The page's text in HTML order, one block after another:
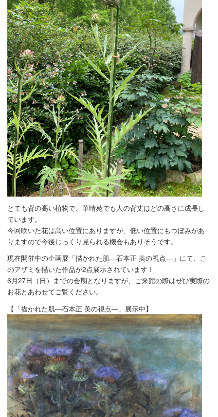
とても背の高い植物で、華晴苑でも人の背丈ほどの高さに成長し
ています。
今回咲いた花は高い位置にありますが、低い位置にもつぼみがあ
りますので今後じっくり見られる機会もありそうです。
現在開催中の企画展「描かれた肌―石本正 美の視点―」にて、こ
のアザミを描いた作品が2点展示されています！
6月27日（日）までの会期となりますが、ご来館の際はぜひ実際の
お花とあわせてご覧ください。
【「描かれた肌―石本正 美の視点―」展示中】